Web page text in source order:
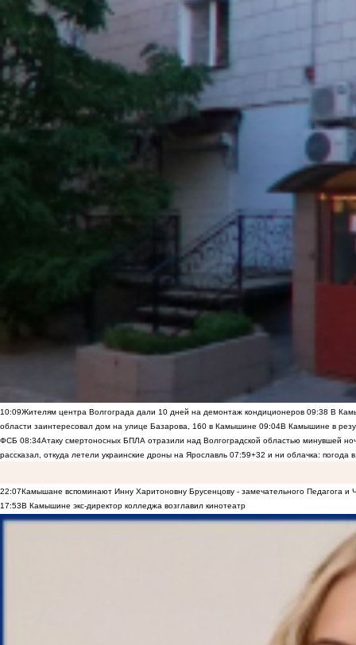
10:09Жителям центра Волгограда дали 10 дней на демонтаж кондиционеров 09:38 В
области заинтересовал дом на улице Базарова, 160 в Камышине 09:04В Камышине в
ФСБ 08:34Атаку смертоносных БПЛА отразили над Волгоградской областью минувшей
рассказал, откуда летели украинские дроны на Ярославль 07:59+32 и ни облачка: погода
22:07Камышане вспоминают Инну Харитоновну Брусенцову - замечательного Педагога и
17:53В Камышине экс-директор колледжа возглавил кинотеатр